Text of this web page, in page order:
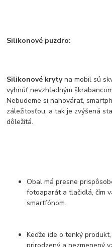
Silikonové puzdro:
Silikonové krytyna mobil sú
vyhnúť nevzhľadným
Nebudeme si nahovárať,
záležitosťou, a tak je zvýšená
dôležitá.
Obal má presne
fotoaparát a tlačidlá, čím
smartfónom.
Keďže ide o tenký